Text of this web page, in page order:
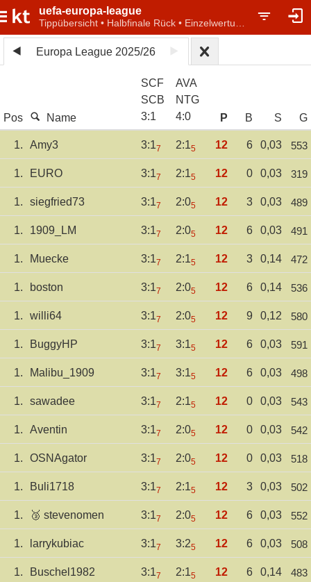
uefa-europa-league
Europa League 2025/26
Pos Name
SCF
SCB
3:1
AVA
NTG
4:0 P B S G
1. Amy3 3:17 2:15 12 6 0,03 553
1. EURO 3:17 2:15 12 0 0,03 319
1. siegfried73 3:17 2:05 12 3 0,03 489
1. 1909_LM 3:17 2:05 12 6 0,03 491
1. Muecke 3:17 2:15 12 3 0,14 472
1. boston 3:17 2:05 12 6 0,14 536
1. willi64 3:17 2:05 12 9 0,12 580
1. BuggyHP 3:17 3:15 12 6 0,03 591
1. Malibu_1909 3:17 3:15 12 6 0,03 498
1. sawadee 3:17 2:15 12 0 0,03 543
1. Aventin 3:17 2:05 12 0 0,03 542
1. OSNAgator 3:17 2:05 12 0 0,03 518
1. Buli1718 3:17 2:15 12 3 0,03 502
1. 🥉 stevenomen 3:17 2:05 12 6 0,03 552
1. larrykubiac 3:17 3:25 12 6 0,03 508
1. Buschel1982 3:17 2:15 12 6 0,14 483